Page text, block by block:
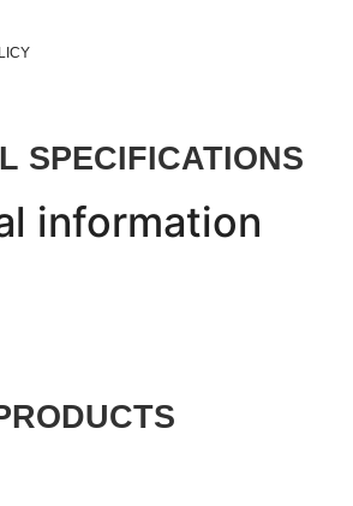
SPECIFICATIONS
information